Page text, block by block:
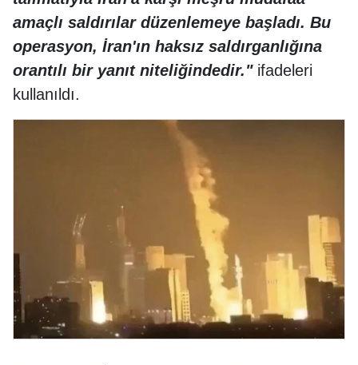
amaçlı saldırılar düzenlemeye başladı. Bu
operasyon, İran'ın haksız saldırganlığına
orantılı bir yanıt niteliğindedir."ifadeleri
kullanıldı.